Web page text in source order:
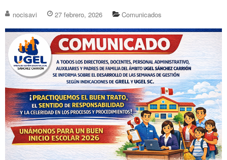
nocisavi 27 febrero, 2026 Comunicados